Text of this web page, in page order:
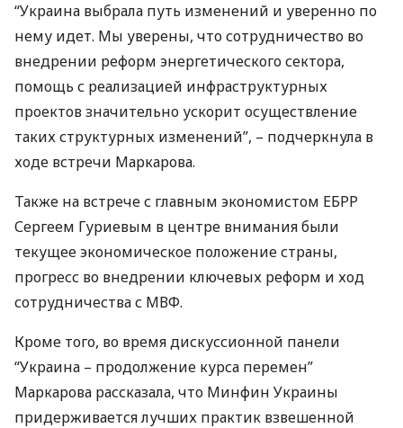
“Украина выбрала путь изменений и уверенно по
нему идет. Мы уверены, что сотрудничество во
внедрении реформ энергетического сектора,
помощь с реализацией инфраструктурных
проектов значительно ускорит осуществление
таких структурных изменений”, – подчеркнула в
ходе встречи Маркарова.
Также на встрече с главным экономистом ЕБРР
Сергеем Гуриевым в центре внимания были
текущее экономическое положение страны,
прогресс во внедрении ключевых реформ и ход
сотрудничества с МВФ.
Кроме того, во время дискуссионной панели
“Украина – продолжение курса перемен”
Маркарова рассказала, что Минфин Украины
придерживается лучших практик взвешенной